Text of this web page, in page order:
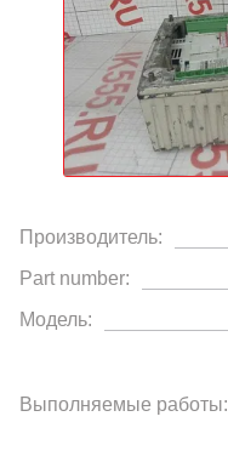
Производитель:
Part number:
Модель:
Выполняемые работы: